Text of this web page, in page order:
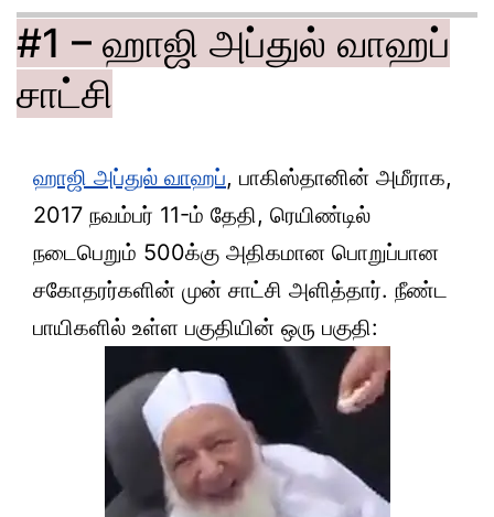
#1 – ஹாஜி அப்துல் வாஹப்
சாட்சி
ஹாஜி அப்துல் வாஹப், பாகிஸ்தானின் அமீராக,
2017 நவம்பர் 11-ம் தேதி, ரெயிண்டில்
நடைபெறும் 500க்கு அதிகமான பொறுப்பான
சகோதரர்களின் முன் சாட்சி அளித்தார். நீண்ட
பாயிகளில் உள்ள பகுதியின் ஒரு பகுதி: